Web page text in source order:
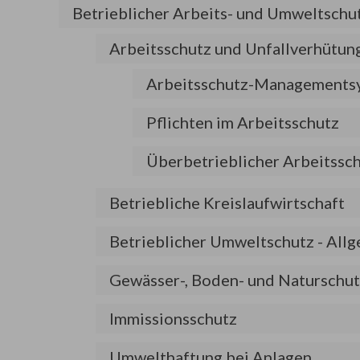
Betrieblicher Arbeits- und
Arbeitsschutz und
Arbeitsschutz-
Pflichten im Arbeitsschutz
Überbetrieblicher
Betriebliche Kreislaufwirtschaft
Betrieblicher Umweltschutz -
Gewässer-, Boden- und
Immissionsschutz